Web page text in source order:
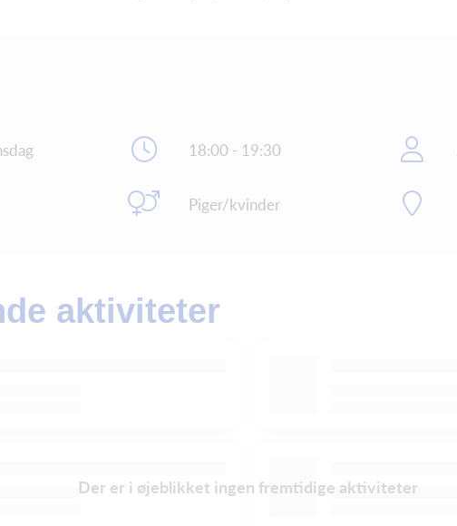
18:00 - 19:30
Piger/kvinder
aktiviteter
Der er i øjeblikket ingen fremtidige aktiviteter